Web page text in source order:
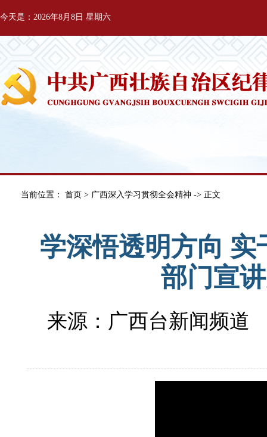
今天是：2026年8月8日 星期六
当前位置： 首页 > 广西深入学习贯彻全会精神 -> 正文
学深悟透明方向
部门宣
来源：广西台新闻频道